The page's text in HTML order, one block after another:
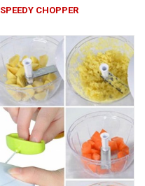
SPEEDY CHOPPER